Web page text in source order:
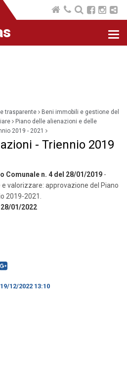
trasparente
Beni immobili e gestione del
Piano delle alienazioni e delle
2019 - 2021
- Triennio 2019
Comunale n. 4 del 28/01/2019 -
valorizzare: approvazione del Piano
2019-2021.
01/2022
19/12/2022 13:10